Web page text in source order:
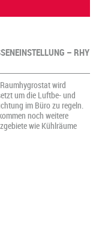
– RHY
wird
um die Luftbe- und
im Büro zu regeln.
noch weitere
wie Kühlräume